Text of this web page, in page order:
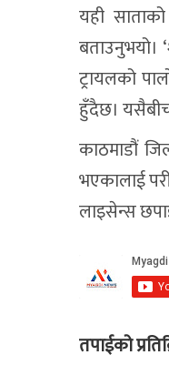
यही
बताउनुभयो।
ट्रायलको
हुँदैछ।
काठमाडौं
भएकालाई
लाइसेन्स
तपाईको